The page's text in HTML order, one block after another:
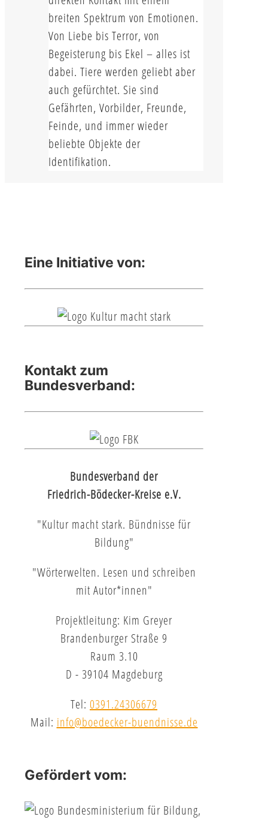
breiten Spektrum von Emotionen.
Von Liebe bis Terror, von
Begeisterung bis Ekel – alles ist
dabei. Tiere werden geliebt aber
auch gefürchtet. Sie sind
Gefährten, Vorbilder, Freunde,
Feinde, und immer wieder
beliebte Objekte der
Identifikation.
Eine Initiative von:
Kontakt zum
Bundesverband:
Bundesverband der
Friedrich-Bödecker-Kreise e.V.
"Kultur macht stark. Bündnisse für
Bildung"
"Wörterwelten. Lesen und schreiben
mit Autor*innen"
Projektleitung: Kim Greyer
Brandenburger Straße 9
Raum 3.10
D - 39104 Magdeburg
Tel: 0391.24306679
Mail: info@boedecker-buendnisse.de
Gefördert vom: